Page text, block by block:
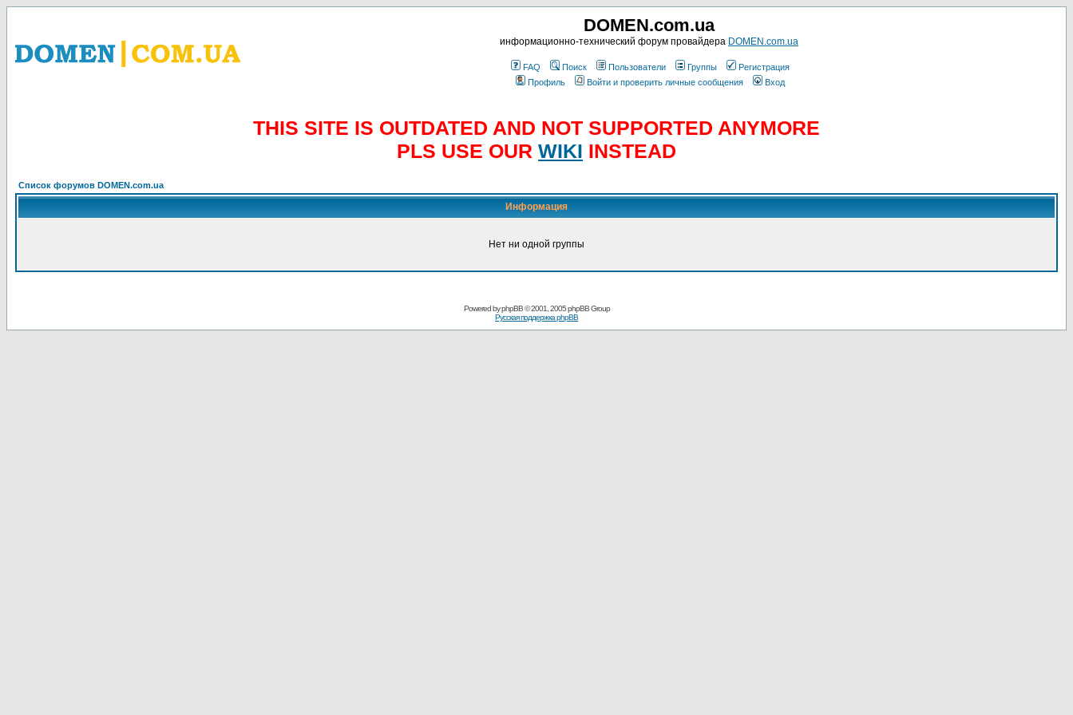
DOMEN.com.ua
информационно-технический форум провайдера DOMEN.com.ua
FAQ Поиск Пользователи Группы
Регистрация
Профиль
Войти и проверить личные сообщения Вход
THIS SITE IS OUTDATED AND NOT SUPPORTED ANYMORE
PLS USE OUR WIKI INSTEAD
Список форумов DOMEN.com.ua
Информация
Нет ни одной группы
Powered byphpBB© 2001, 2005 phpBB Group
Русская поддержка phpBB